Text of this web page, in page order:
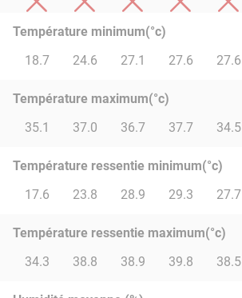
Température minimum(°c)
18.7
24.6 27.1 27.6 27.6
Température maximum(°c)
35.1
37.0 36.7 37.7 34.5
Température ressentie minimum(°c)
17.6
23.8 28.9 29.3 27.7
Température ressentie maximum(°c)
34.3
38.8 38.9 39.8 38.5